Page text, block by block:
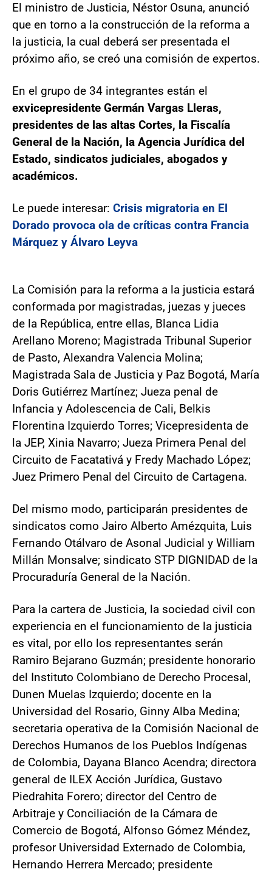
El ministro de Justicia, Néstor Osuna, anunció
que en torno a la construcción de la reforma a
la justicia, la cual deberá ser presentada el
próximo año, se creó una comisión de expertos.
En el grupo de 34 integrantes están el
exvicepresidente Germán Vargas Lleras,
presidentes de las altas Cortes, la Fiscalía
General de la Nación, la Agencia Jurídica del
Estado, sindicatos judiciales, abogados y
académicos.
Le puede interesar: Crisis migratoria en El
Dorado provoca ola de críticas contra Francia
Márquez y Álvaro Leyva
La Comisión para la reforma a la justicia estará
conformada por magistradas, juezas y jueces
de la República, entre ellas, Blanca Lidia
Arellano Moreno; Magistrada Tribunal Superior
de Pasto, Alexandra Valencia Molina;
Magistrada Sala de Justicia y Paz Bogotá, María
Doris Gutiérrez Martínez; Jueza penal de
Infancia y Adolescencia de Cali, Belkis
Florentina Izquierdo Torres; Vicepresidenta de
la JEP, Xinia Navarro; Jueza Primera Penal del
Circuito de Facatativá y Fredy Machado López;
Juez Primero Penal del Circuito de Cartagena.
Del mismo modo, participarán presidentes de
sindicatos como Jairo Alberto Amézquita, Luis
Fernando Otálvaro de Asonal Judicial y William
Millán Monsalve; sindicato STP DIGNIDAD de la
Procuraduría General de la Nación.
Para la cartera de Justicia, la sociedad civil con
experiencia en el funcionamiento de la justicia
es vital, por ello los representantes serán
Ramiro Bejarano Guzmán; presidente honorario
del Instituto Colombiano de Derecho Procesal,
Dunen Muelas Izquierdo; docente en la
Universidad del Rosario, Ginny Alba Medina;
secretaria operativa de la Comisión Nacional de
Derechos Humanos de los Pueblos Indígenas
de Colombia, Dayana Blanco Acendra; directora
general de ILEX Acción Jurídica, Gustavo
Piedrahita Forero; director del Centro de
Arbitraje y Conciliación de la Cámara de
Comercio de Bogotá, Alfonso Gómez Méndez,
profesor Universidad Externado de Colombia,
Hernando Herrera Mercado; presidente